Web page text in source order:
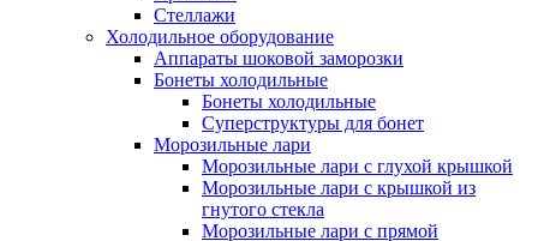
Стеллажи
Холодильное оборудование
Аппараты шоковой заморозки
Бонеты холодильные
Бонеты холодильные
Суперструктуры для бонет
Морозильные лари
Морозильные лари с глухой крышкой
Морозильные лари с крышкой из
гнутого стекла
Морозильные лари с прямой